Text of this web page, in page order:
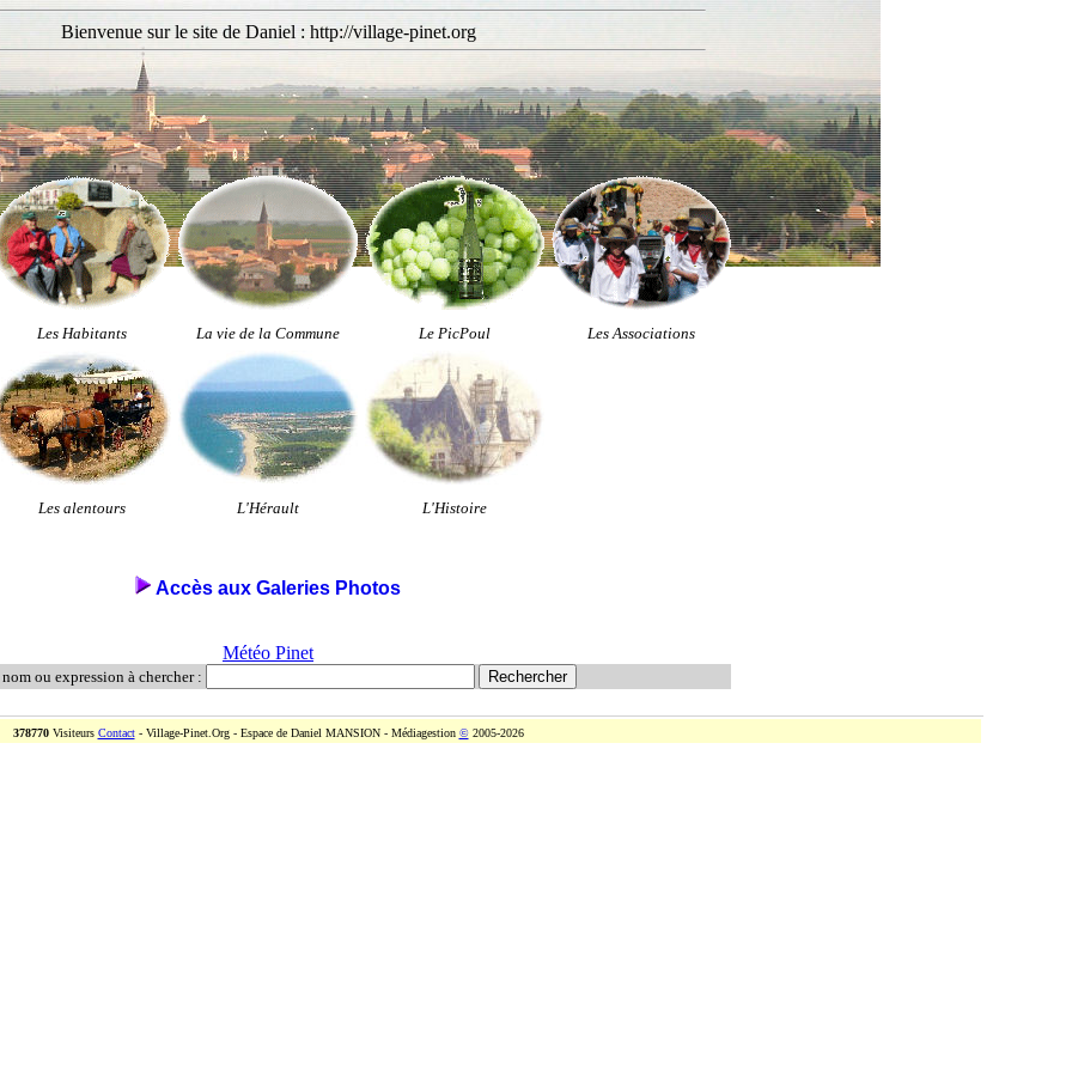
Bienvenue sur le site de Daniel : http://village-pinet.org
Les Habitants La vie de la Commune Le PicPoul Les Associations
Les alentours L'Hérault L'Histoire
Accès aux Galeries Photos
Météo Pinet
ou expression à chercher :
378770Visiteurs Contact- Village-Pinet.Org - Espace de Daniel MANSION - Médiagestion ©2005-2026